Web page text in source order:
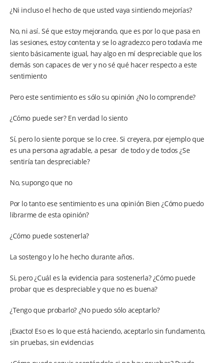
¿Ni incluso el hecho de que usted vaya sintiendo mejorías?
No, ni así. Sé que estoy mejorando, que es por lo que pasa en
las sesiones, estoy contenta y se lo agradezco pero todavía me
siento básicamente igual, hay algo en mí despreciable que los
demás son capaces de ver y no sé qué hacer respecto a este
sentimiento
Pero este sentimiento es sólo su opinión ¿No lo comprende?
¿Cómo puede ser? En verdad lo siento
Sí, pero lo siente porque se lo cree. Si creyera, por ejemplo que
es una persona agradable, a pesar de todo y de todos ¿Se
sentiría tan despreciable?
No, supongo que no
Por lo tanto ese sentimiento es una opinión Bien ¿Cómo puedo
librarme de esta opinión?
¿Cómo puede sostenerla?
La sostengo y lo he hecho durante años.
Si, pero ¿Cuál es la evidencia para sostenerla? ¿Cómo puede
probar que es despreciable y que no es buena?
¿Tengo que probarlo? ¿No puedo sólo aceptarlo?
¡Exacto! Eso es lo que está haciendo, aceptarlo sin fundamento,
sin pruebas, sin evidencias